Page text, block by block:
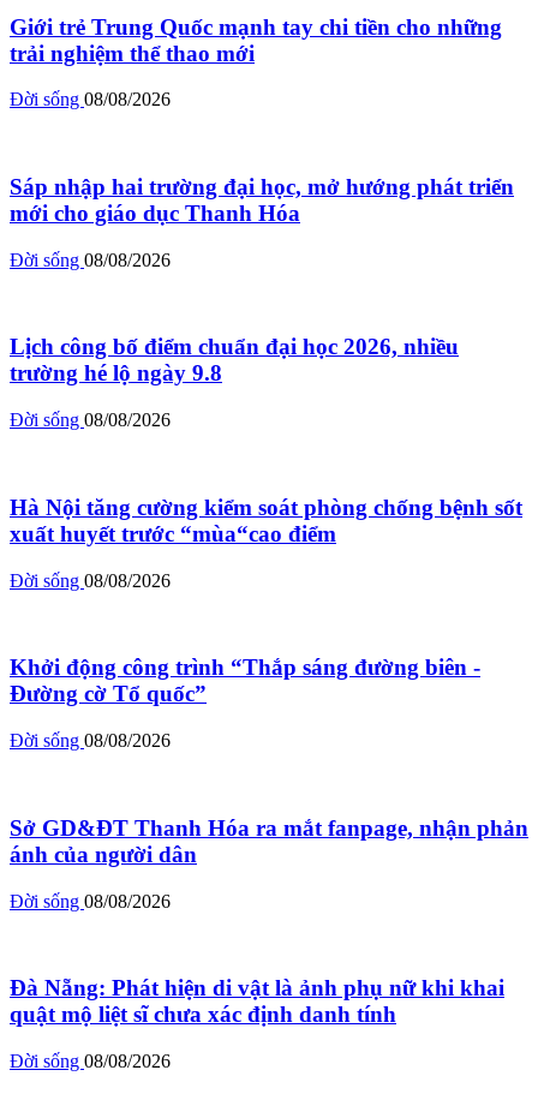
Giới trẻ Trung Quốc mạnh tay chi tiền cho những
trải nghiệm thể thao mới
Đời sống 08/08/2026
Sáp nhập hai trường đại học, mở hướng phát triển
mới cho giáo dục Thanh Hóa
Đời sống 08/08/2026
Lịch công bố điểm chuẩn đại học 2026, nhiều
trường hé lộ ngày 9.8
Đời sống 08/08/2026
Hà Nội tăng cường kiểm soát phòng chống bệnh sốt
xuất huyết trước “mùa“cao điểm
Đời sống 08/08/2026
Khởi động công trình “Thắp sáng đường biên -
Đường cờ Tổ quốc”
Đời sống 08/08/2026
Sở GD&ĐT Thanh Hóa ra mắt fanpage, nhận phản
ánh của người dân
Đời sống 08/08/2026
Đà Nẵng: Phát hiện di vật là ảnh phụ nữ khi khai
quật mộ liệt sĩ chưa xác định danh tính
Đời sống 08/08/2026